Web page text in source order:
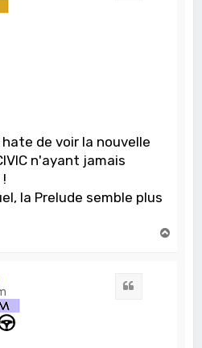
de voir la nouvelle
n'ayant jamais
la Prelude semble plus